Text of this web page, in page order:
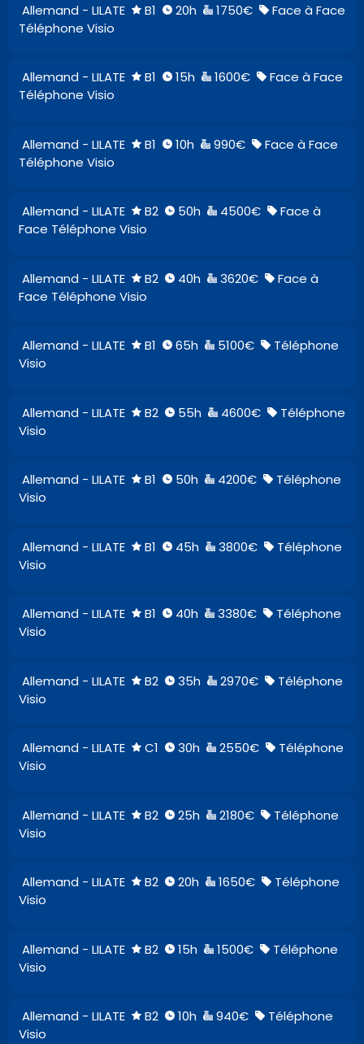
Allemand - LILATE B1 20h 1750€
Face à Face
Téléphone Visio
Allemand - LILATE B1 15h 1600€
Face à Face
Téléphone Visio
Allemand - LILATE B1 10h 990€
Face à Face
Téléphone Visio
Allemand - LILATE B2 50h 4500€
Face à
Face Téléphone Visio
Allemand - LILATE B2 40h 3620€
Face à
Face Téléphone Visio
Allemand - LILATE B1 65h 5100€
Téléphone
Visio
Allemand - LILATE B2 55h 4600€
Téléphone
Visio
Allemand - LILATE B1 50h 4200€
Téléphone
Visio
Allemand - LILATE B1 45h 3800€
Téléphone
Visio
Allemand - LILATE B1 40h 3380€
Téléphone
Visio
Allemand - LILATE B2 35h 2970€
Téléphone
Visio
Allemand - LILATE C1 30h 2550€
Téléphone
Visio
Allemand - LILATE B2 25h 2180€
Téléphone
Visio
Allemand - LILATE B2 20h 1650€
Téléphone
Visio
Allemand - LILATE B2 15h 1500€
Téléphone
Visio
Allemand - LILATE B2 10h 940€
Téléphone
Visio